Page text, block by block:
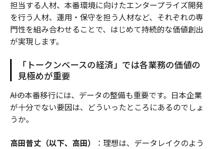
担当する人材、本番環境に向けたエンタープライズ開発
を行う人材、運用・保守を担う人材など、それぞれの専
門性を組み合わせることで、はじめて持続的な価値創出
が実現します。
「トークンベースの経済」では各業務の価値の
見極めが重要
――AIの本番移行には、データの整備も重要です。日本企業
が十分でない要因は、どういったところにあるのでしょ
うか。
高田普丈（以下、高田）
：理想は、データレイクのよう